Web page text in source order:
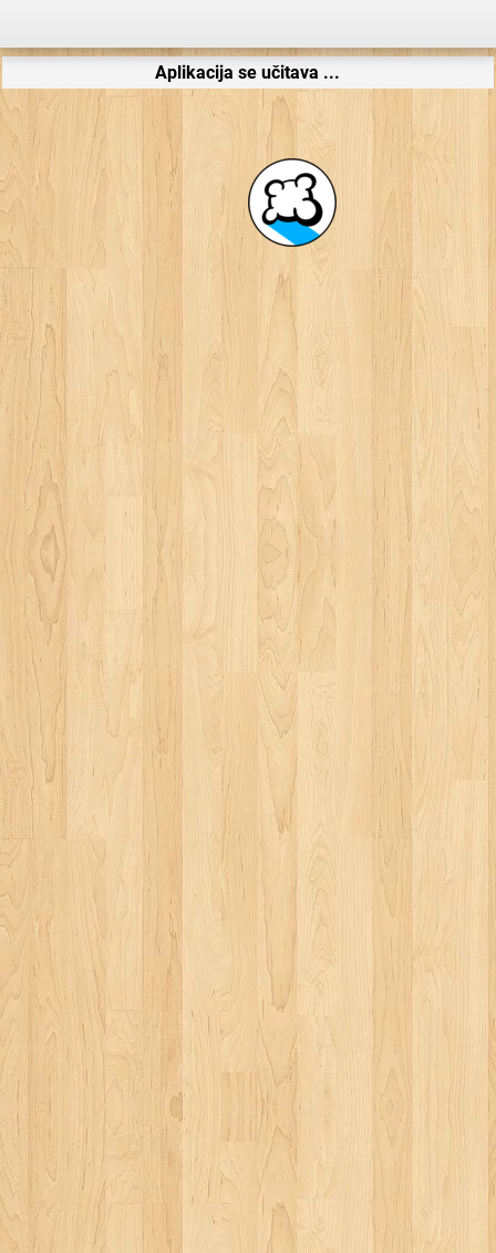
Aplikacija se učitava ...